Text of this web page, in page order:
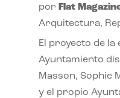
por Flat
Arquitectura,
El proyecto de la
Ayuntamiento
Masson, Sophie
y el propio